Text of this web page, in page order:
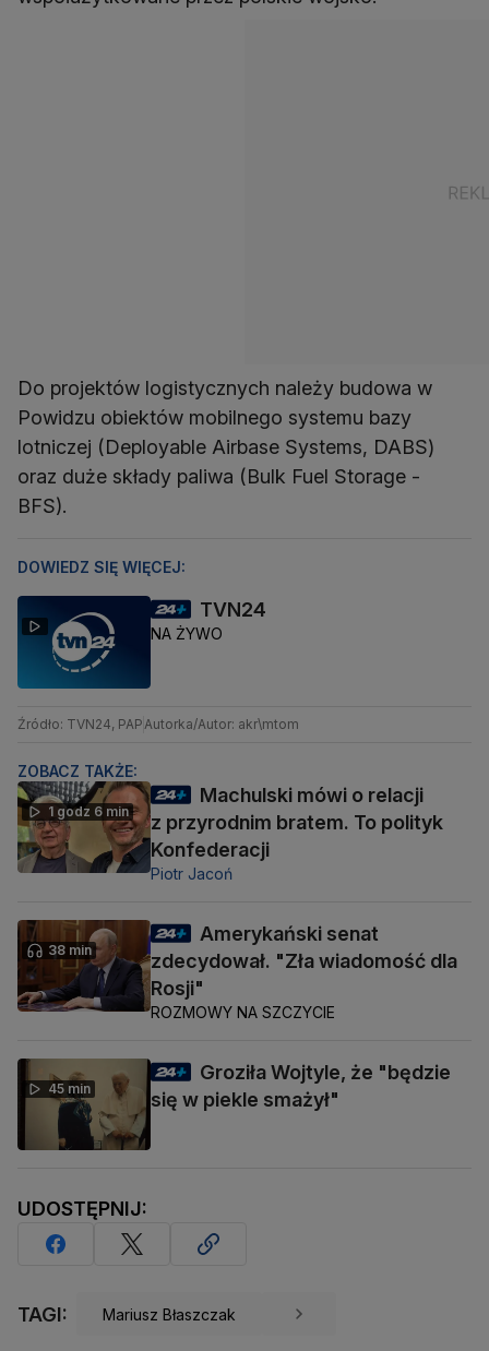
Do projektów logistycznych należy budowa w
Powidzu obiektów mobilnego systemu bazy
lotniczej (Deployable Airbase Systems, DABS)
oraz duże składy paliwa (Bulk Fuel Storage -
BFS).
DOWIEDZ SIĘ WIĘCEJ:
TVN24
NA ŻYWO
Źródło: TVN24, PAP Autorka/Autor: akr\mtom
ZOBACZ TAKŻE:
1 godz 6 min
Machulski mówi o relacji
z przyrodnim bratem. To polityk
Konfederacji
Piotr Jacoń
38 min
Amerykański senat
zdecydował. "Zła wiadomość dla
Rosji"
ROZMOWY NA SZCZYCIE
45 min
Groziła Wojtyle, że "będzie
się w piekle smażył"
UDOSTĘPNIJ:
TAGI: Mariusz Błaszczak